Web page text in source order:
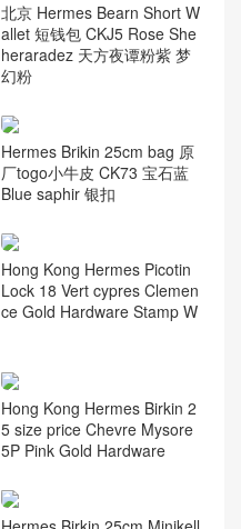
北京 Hermes Bearn Short W
allet 短钱包 CKJ5 Rose She
heraradez 天方夜谭粉紫 梦
幻粉
Hermes Brikin 25cm bag 原
厂togo小牛皮 CK73 宝石蓝
Blue saphir 银扣
Hong Kong Hermes Picotin
Lock 18 Vert cypres Clemen
ce Gold Hardware Stamp W
Hong Kong Hermes Birkin 2
5 size price Chevre Mysore
5P Pink Gold Hardware